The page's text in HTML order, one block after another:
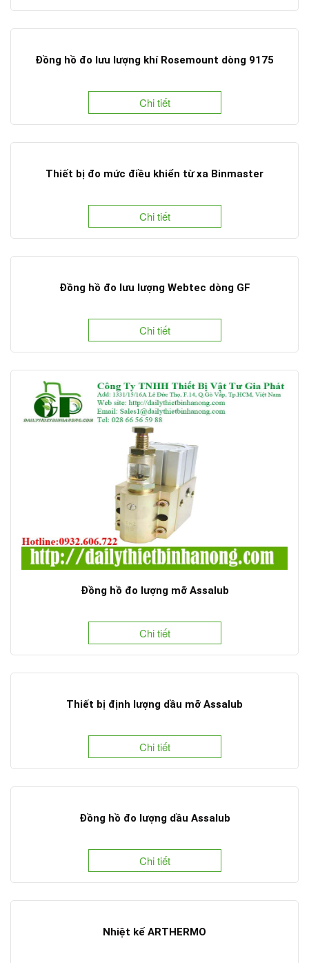
Đồng hồ đo lưu lượng khí Rosemount dòng 9175
Chi tiết
Thiết bị đo mức điều khiển từ xa Binmaster
Chi tiết
Đồng hồ đo lưu lượng Webtec dòng GF
Chi tiết
Đồng hồ đo lượng mỡ Assalub
Chi tiết
Thiết bị định lượng dầu mỡ Assalub
Chi tiết
Đồng hồ đo lượng dầu Assalub
Chi tiết
Nhiệt kế ARTHERMO